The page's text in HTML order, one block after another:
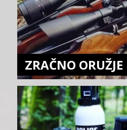
ZRAČNO ORUŽJE